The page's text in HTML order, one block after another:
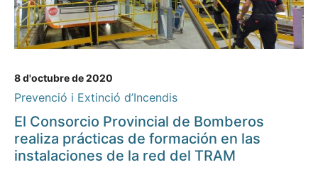
8 d'octubre de 2020
Prevenció i Extinció d’Incendis
El Consorcio Provincial de Bomberos
realiza prácticas de formación en las
instalaciones de la red del TRAM